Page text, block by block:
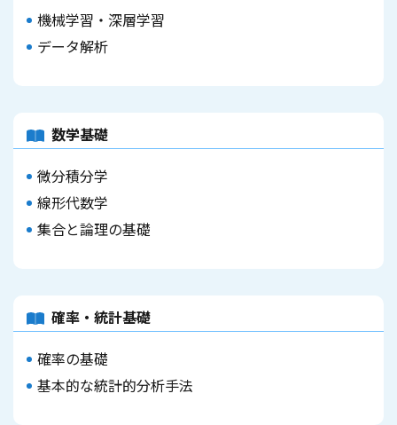
機械学習・深層学習
データ解析
数学基礎
微分積分学
線形代数学
集合と論理の基礎
確率・統計基礎
確率の基礎
基本的な統計的分析手法